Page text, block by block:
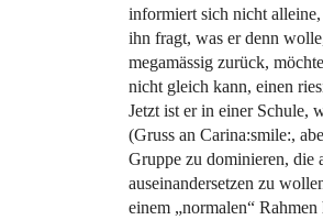
informiert sich nicht
ihn fragt, was er denn
megamässig zurück,
nicht gleich kann, einen
Jetzt ist er in einer Schule,
(Gruss an Carina:smile:,
Gruppe zu dominieren, die
auseinandersetzen zu
einem „normalen“